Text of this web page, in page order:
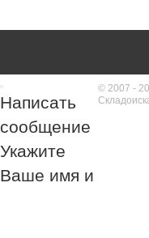
© 2007 -
Написать
сообщение
Укажите
Ваше имя и